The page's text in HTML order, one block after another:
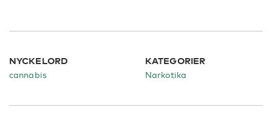
NYCKELORD
cannabis
KATEGORIER
Narkotika